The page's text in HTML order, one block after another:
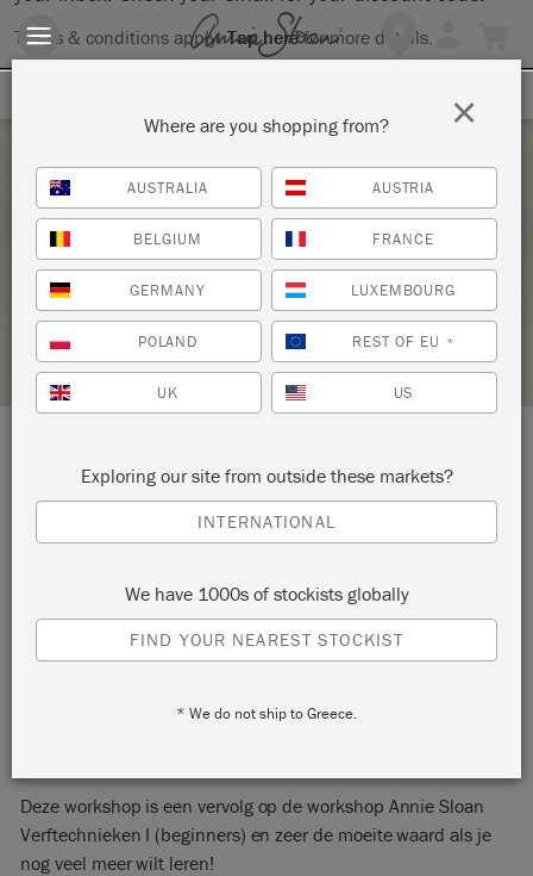
Terms & conditions apply.Tap herefor more details.
Tuesday 23 August, 2022
TECHNIEKEN II
DE SANTENKRAAM
STOCKIST PROFILE
LOCATION:
Dorpsstraat 74
2731 AR Benthuizen
Zuid Holland
Netherlands
START:
Tuesday 23 August, 2022 7:30 pm
Tuesday 23 August, 2022 10:30 pm
moniquevanooik@gmail.com
Deze workshop is een vervolg op de workshop Annie Sloan
Verftechnieken I (beginners) en zeer de moeite waard als je
nog veel meer wilt leren!
Where are you shopping from?
AUSTRALIA AUSTRIA
BELGIUM FRANCE
GERMANY LUXEMBOURG
POLAND REST OF EU *
UK US
Exploring our site from outside these markets?
INTERNATIONAL
We have 1000s of stockists globally
FIND YOUR NEAREST STOCKIST
* We do not ship to Greece.
×